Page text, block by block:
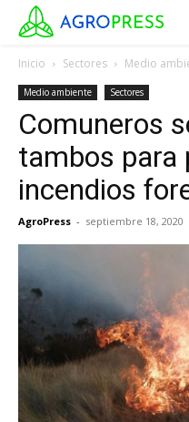
Inicio Sectores Medio
Medio ambiente Sectores
Comuneros
tambos para
incendios
AgroPress - septiembre 18, 2020